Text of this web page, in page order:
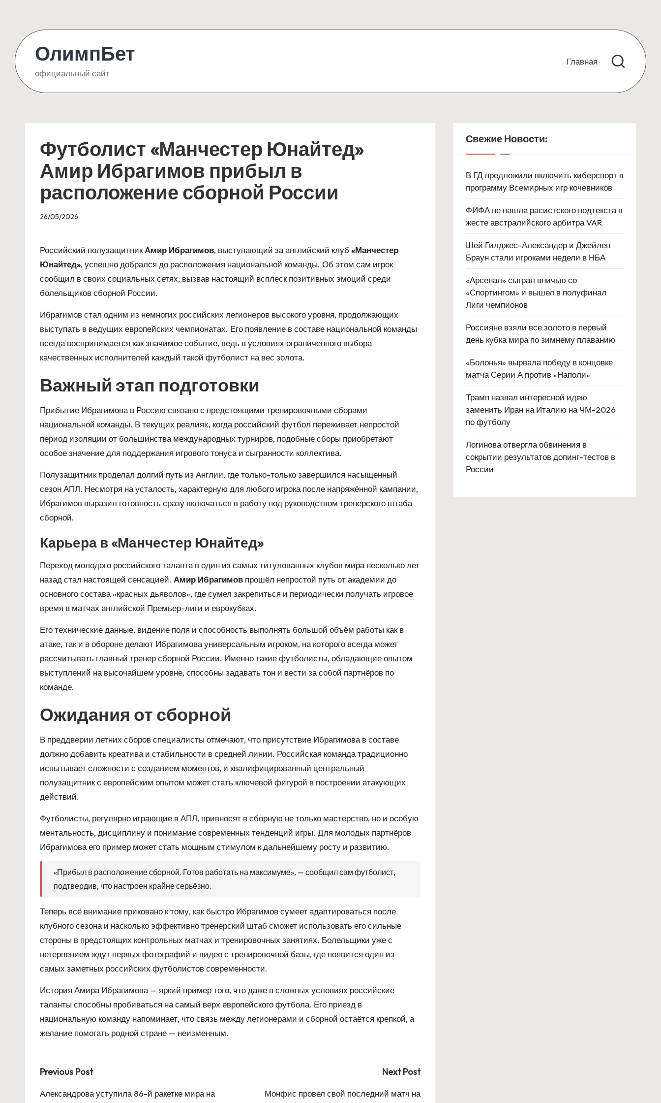
content
ОлимпБет
официальный сайт
Главная
Футболист «Манчестер Юнайтед»
Амир Ибрагимов прибыл в
расположение сборной России
26/05/2026
Российский полузащитникАмир Ибрагимов, выступающий за английский клуб «Манчестер
Юнайтед», успешно добрался до расположения национальной команды. Об этом сам игрок
сообщил в своих социальных сетях, вызвав настоящий всплеск позитивных эмоций среди
болельщиков сборной России.
Ибрагимов стал одним из немногих российских легионеров высокого уровня, продолжающих
выступать в ведущих европейских чемпионатах. Его появление в составе национальной команды
всегда воспринимается как значимое событие, ведь в условиях ограниченного выбора
качественных исполнителей каждый такой футболист на вес золота.
Важный этап подготовки
Прибытие Ибрагимова в Россию связано с предстоящими тренировочными сборами
национальной команды. В текущих реалиях, когда российский футбол переживает непростой
период изоляции от большинства международных турниров, подобные сборы приобретают
особое значение для поддержания игрового тонуса и сыгранности коллектива.
Полузащитник проделал долгий путь из Англии, где только-только завершился насыщенный
сезон АПЛ. Несмотря на усталость, характерную для любого игрока после напряжённой кампании,
Ибрагимов выразил готовность сразу включаться в работу под руководством тренерского штаба
сборной.
Карьера в «Манчестер Юнайтед»
Переход молодого российского таланта в один из самых титулованных клубов мира несколько лет
назад стал настоящей сенсацией. Амир Ибрагимов прошёл непростой путь от академии до
основного состава «красных дьяволов», где сумел закрепиться и периодически получать игровое
время в матчах английской Премьер-лиги и еврокубках.
Его технические данные, видение поля и способность выполнять большой объём работы как в
атаке, так и в обороне делают Ибрагимова универсальным игроком, на которого всегда может
рассчитывать главный тренер сборной России. Именно такие футболисты, обладающие опытом
выступлений на высочайшем уровне, способны задавать тон и вести за собой партнёров по
команде.
Ожидания от сборной
В преддверии летних сборов специалисты отмечают, что присутствие Ибрагимова в составе
должно добавить креатива и стабильности в средней линии. Российская команда традиционно
испытывает сложности с созданием моментов, и квалифицированный центральный
полузащитник с европейским опытом может стать ключевой фигурой в построении атакующих
действий.
Футболисты, регулярно играющие в АПЛ, привносят в сборную не только мастерство, но и особую
ментальность, дисциплину и понимание современных тенденций игры. Для молодых партнёров
Ибрагимова его пример может стать мощным стимулом к дальнейшему росту и развитию.
«Прибыл в расположение сборной. Готов работать на максимуме», — сообщил сам футболист,
подтвердив, что настроен крайне серьёзно.
Теперь всё внимание приковано к тому, как быстро Ибрагимов сумеет адаптироваться после
клубного сезона и насколько эффективно тренерский штаб сможет использовать его сильные
стороны в предстоящих контрольных матчах и тренировочных занятиях. Болельщики уже с
нетерпением ждут первых фотографий и видео с тренировочной базы, где появится один из
самых заметных российских футболистов современности.
История Амира Ибрагимова — яркий пример того, что даже в сложных условиях российские
таланты способны пробиваться на самый верх европейского футбола. Его приезд в
национальную команду напоминает, что связь между легионерами и сборной остаётся крепкой, а
желание помогать родной стране — неизменным.
Post
navigation
Previous Post
Александрова уступила 86-й ракетке мира на
Next Post
Монфис провел свой последний матч на
Свежие Новости:
В ГД предложили включить киберспорт в
программу Всемирных игр кочевников
ФИФА не нашла расистского подтекста в
жесте австралийского арбитра VAR
Шей Гилджес-Александер и Джейлен
Браун стали игроками недели в НБА
«Арсенал» сыграл вничью со
«Спортингом» и вышел в полуфинал
Лиги чемпионов
Россияне взяли все золото в первый
день кубка мира по зимнему плаванию
«Болонья» вырвала победу в концовке
матча Серии А против «Наполи»
Трамп назвал интересной идею
заменить Иран на Италию на ЧМ-2026
по футболу
Логинова отвергла обвинения в
сокрытии результатов допинг-тестов в
России